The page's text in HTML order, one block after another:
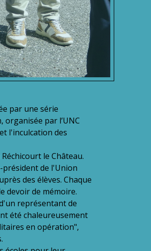
par une série
par l’UNC
l'inculcation des
le Château.
président de l'Union
des élèves. Chaque
devoir de mémoire.
représentant de
été chaleureusement
en opération",